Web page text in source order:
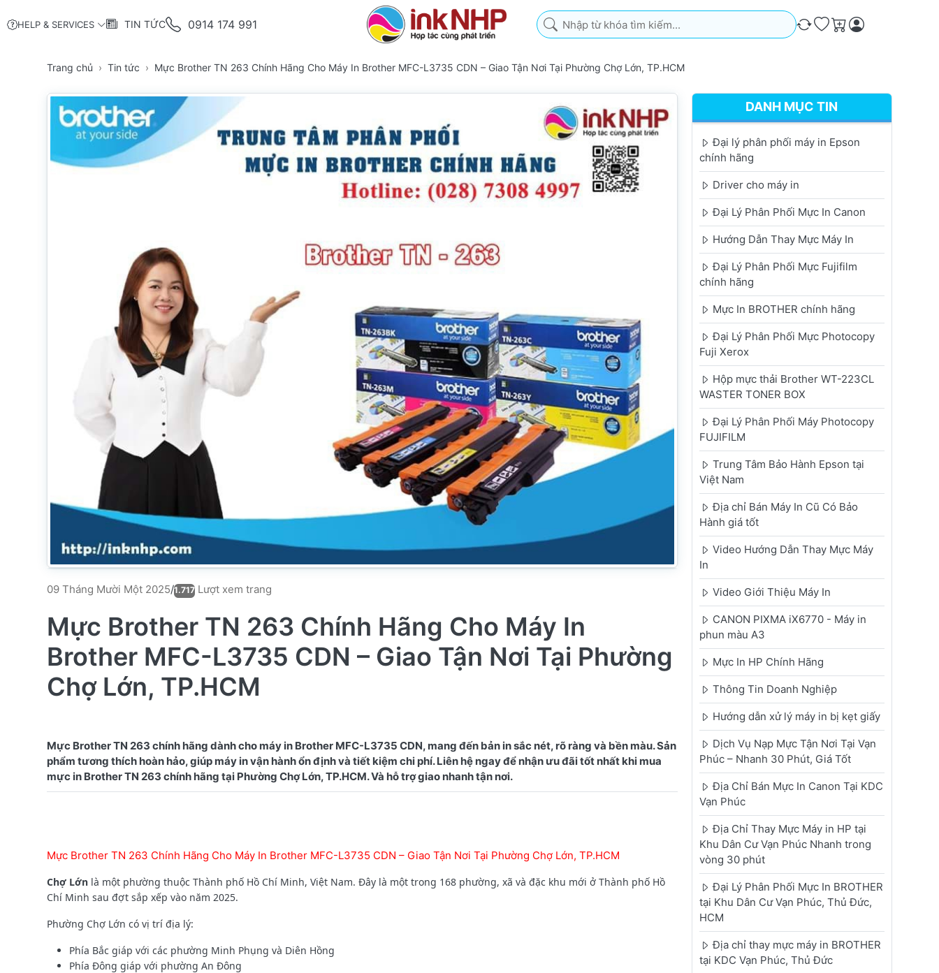
HELP & SERVICES TIN TỨC 0914 174 991
Nhập từ khóa tìm kiếm. Kết quả sẽ tự động xuất hiện khi bạn nhập. Nhấn phím
So sánh
Ưa thích
Giỏ hàng
Trang chủ Tin tức Mực Brother TN 263 Chính Hãng Cho Máy In Brother MFC-L3735 CDN – Giao Tận Nơi Tại Phường Chợ Lớn, TP.HCM
09 Tháng Mười Một 2025/1.717 Lượt xem trang
Mực Brother TN 263 Chính Hãng Cho Máy In
Brother MFC-L3735 CDN – Giao Tận Nơi Tại Phường
Chợ Lớn, TP.HCM
Mực Brother TN 263 chính hãng dành cho máy in Brother MFC-L3735 CDN, mang đến bản in sắc nét, rõ ràng và bền màu. Sản
phẩm tương thích hoàn hảo, giúp máy in vận hành ổn định và tiết kiệm chi phí. Liên hệ ngay để nhận ưu đãi tốt nhất khi mua
Mực Brother TN 263 Chính Hãng Cho Máy In Brother MFC-L3735 CDN – Giao Tận Nơi Tại Phường Chợ Lớn, TP.HCM
Chợ Lớn là một phường thuộc Thành phố Hồ Chí Minh, Việt Nam. Đây là một trong 168 phường, xã và đặc khu mới ở Thành phố Hồ
Chí Minh sau đợt sắp xếp vào năm 2025.
Phường Chợ Lớn có vị trí địa lý:
Phía Bắc giáp với các phường Minh Phụng và Diên Hồng
Phía Đông giáp với phường An Đông
DANH MỤC TIN
Đại lý phân phối máy in Epson
chính hãng
Driver cho máy in
Đại Lý Phân Phối Mực In Canon
Hướng Dẫn Thay Mực Máy In
Đại Lý Phân Phối Mực Fujifilm
chính hãng
Mực In BROTHER chính hãng
Đại Lý Phân Phối Mực Photocopy
Fuji Xerox
Hộp mực thải Brother WT-223CL
WASTER TONER BOX
Đại Lý Phân Phối Máy Photocopy
FUJIFILM
Trung Tâm Bảo Hành Epson tại
Việt Nam
Địa chỉ Bán Máy In Cũ Có Bảo
Hành giá tốt
Video Hướng Dẫn Thay Mực Máy
In
Video Giới Thiệu Máy In
CANON PIXMA iX6770 - Máy in
phun màu A3
Mực In HP Chính Hãng
Thông Tin Doanh Nghiệp
Hướng dẫn xử lý máy in bị kẹt giấy
Dịch Vụ Nạp Mực Tận Nơi Tại Vạn
Phúc – Nhanh 30 Phút, Giá Tốt
Địa Chỉ Bán Mực In Canon Tại KDC
Vạn Phúc
Địa Chỉ Thay Mực Máy in HP tại
Khu Dân Cư Vạn Phúc Nhanh trong
vòng 30 phút
Đại Lý Phân Phối Mực In BROTHER
tại Khu Dân Cư Vạn Phúc, Thủ Đức,
HCM
Địa chỉ thay mực máy in BROTHER
tại KDC Vạn Phúc, Thủ Đức